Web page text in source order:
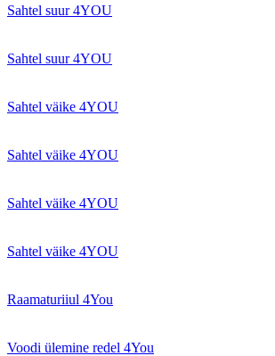
Sahtel suur 4YOU
Sahtel suur 4YOU
Sahtel väike 4YOU
Sahtel väike 4YOU
Sahtel väike 4YOU
Sahtel väike 4YOU
Raamaturiiul 4You
Voodi ülemine redel 4You